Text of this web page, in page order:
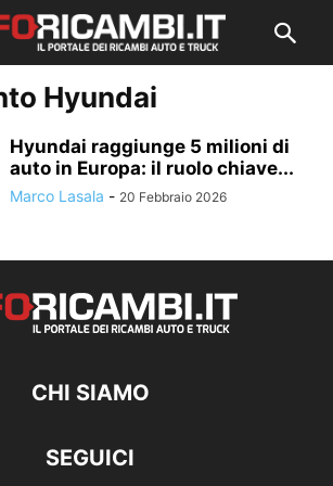
Hyundai
Hyundai raggiunge 5 milioni di
auto in Europa: il ruolo chiave...
Marco Lasala - 20 Febbraio 2026
CHI SIAMO
SEGUICI